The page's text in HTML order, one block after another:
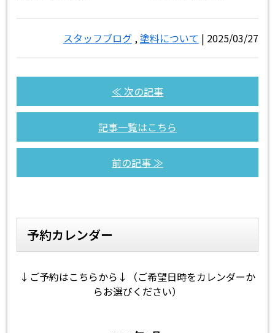
スタッフブログ, 塗料について | 2025/03/27
≪ 次の記事
記事一覧はこちら
前の記事 ≫
予約カレンダー
↓ご予約はこちらから↓（ご希望日時をカレンダーか
らお選びください）